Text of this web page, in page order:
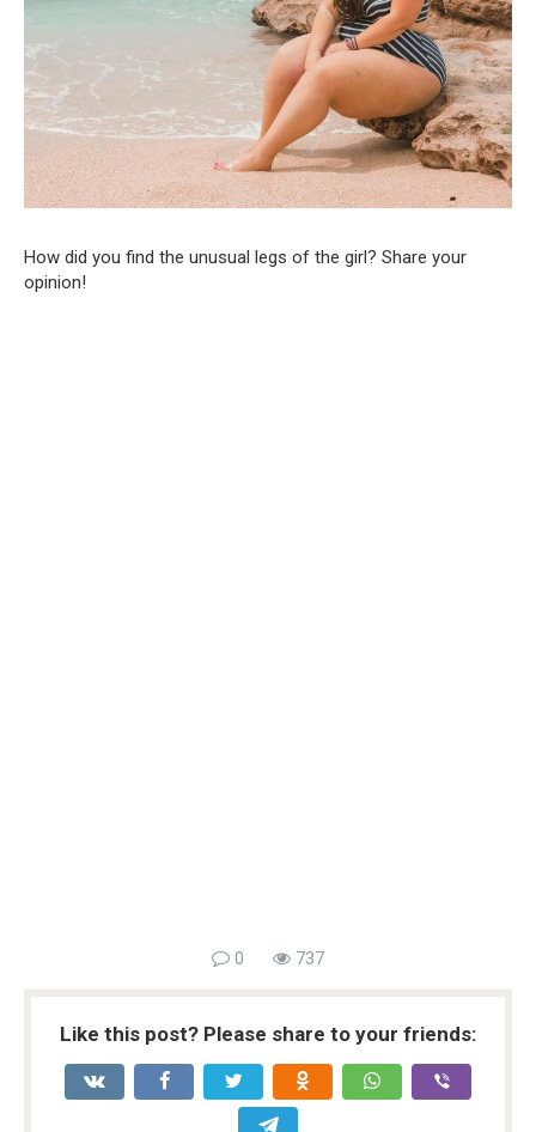
How did you find the unusual legs of the girl? Share your
opinion!
0 737
Like this post? Please share to your friends: